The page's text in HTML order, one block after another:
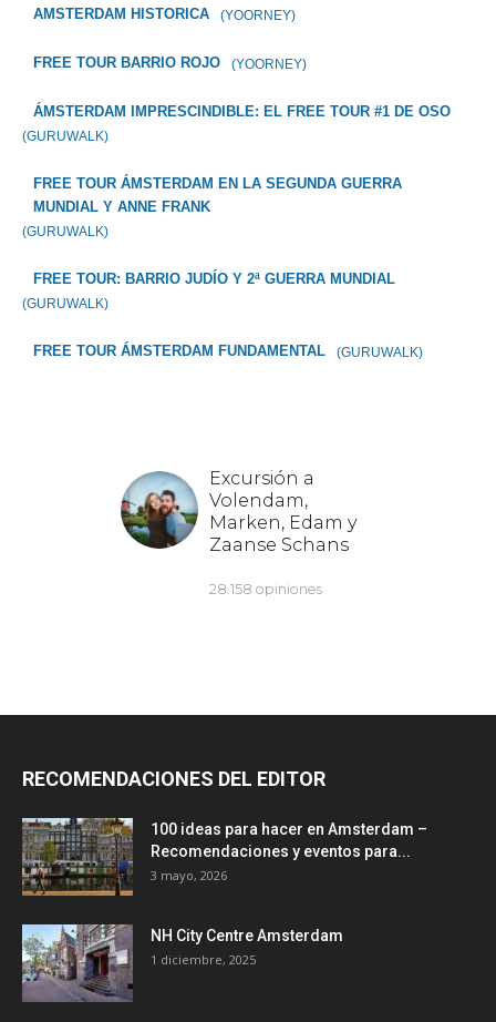
AMSTERDAM HISTORICA (YOORNEY)
FREE TOUR BARRIO ROJO (YOORNEY)
ÁMSTERDAM IMPRESCINDIBLE: EL FREE TOUR #1 DE OSO
(GURUWALK)
FREE TOUR ÁMSTERDAM EN LA SEGUNDA GUERRA
MUNDIAL Y ANNE FRANK
(GURUWALK)
FREE TOUR: BARRIO JUDÍO Y 2ª GUERRA MUNDIAL
(GURUWALK)
FREE TOUR ÁMSTERDAM FUNDAMENTAL (GURUWALK)
RECOMENDACIONES DEL EDITOR
100 ideas para hacer en Amsterdam –
Recomendaciones y eventos para...
3 mayo, 2026
NH City Centre Amsterdam
1 diciembre, 2025